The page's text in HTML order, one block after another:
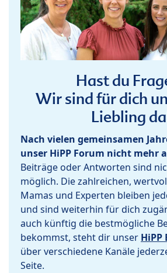
Hast du
Wir sind für dich
Liebling
Nach vielen gemeinsamen
unser HiPP Forum nicht mehr
Beiträge oder Antworten sind
möglich. Die zahlreichen,
Mamas und Experten bleiben
und sind weiterhin für dich
auch künftig die bestmögliche
bekommst, steht dir unser HiPP
über verschiedene Kanäle
Seite.